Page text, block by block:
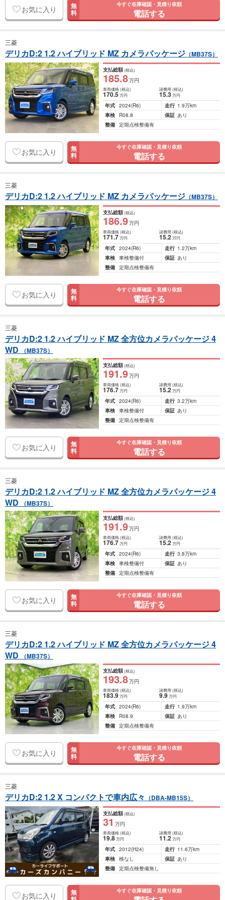
お気に入り 無
料
今すぐ在庫確認・見積り依頼
電話する
三菱
デリカD:2 1.2 ハイブリッド MZ カメラパッケージ （MB37S）
支払総額(税込)
185.8万円
車両価格(税込)
170.5万円
諸費用 (税込)
15.3 万円
年式 2024(R6) 走行 1.9万km
車検
R08.8 保証 あり
整備 定期点検整備有
お気に入り 無
料
今すぐ在庫確認・見積り依頼
電話する
三菱
デリカD:2 1.2 ハイブリッド MZ カメラパッケージ （MB37S）
支払総額(税込)
186.9万円
車両価格(税込)
171.7万円
諸費用 (税込)
15.2 万円
年式 2024(R6) 走行 1.2万km
車検 車検整備付 保証 あり
整備 定期点検整備有
お気に入り 無
料
今すぐ在庫確認・見積り依頼
電話する
三菱
デリカD:2 1.2 ハイブリッド MZ 全方位カメラパッケージ 4
WD
（MB37S）
支払総額(税込)
191.9万円
車両価格(税込)
176.7万円
諸費用 (税込)
15.2 万円
年式 2024(R6) 走行 3.2万km
車検 車検整備付 保証 あり
整備 定期点検整備有
お気に入り 無
料
今すぐ在庫確認・見積り依頼
電話する
三菱
デリカD:2 1.2 ハイブリッド MZ 全方位カメラパッケージ 4
WD
（MB37S）
支払総額(税込)
191.9万円
車両価格(税込)
176.7万円
諸費用 (税込)
15.2 万円
年式 2024(R6) 走行 3.8万km
車検 車検整備付 保証 あり
整備 定期点検整備有
お気に入り 無
料
今すぐ在庫確認・見積り依頼
電話する
三菱
デリカD:2 1.2 ハイブリッド MZ 全方位カメラパッケージ 4
WD
（MB37S）
支払総額(税込)
193.8万円
車両価格(税込)
183.9万円
諸費用 (税込)
9.9 万円
年式 2024(R6) 走行 1.9万km
車検
R08.9 保証 あり
整備 定期点検整備有
お気に入り 無
料
今すぐ在庫確認・見積り依頼
電話する
三菱
デリカD:2 1.2 X コンパクトで車内広々 （DBA-MB15S）
支払総額(税込)
31 万円
車両価格(税込)
19.8万円
諸費用 (税込)
11.2 万円
年式 2012(H24) 走行 11.6万km
車検 検なし 保証 あり
整備 定期点検整備無し
お気に入り 無 今すぐ在庫確認・見積り依頼